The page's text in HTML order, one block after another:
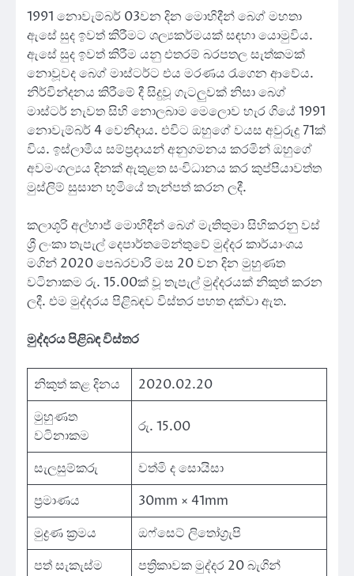
1991 නොවැම්බර් 03වන දින මොහිදීන් බෙග් මහතා
ඇසේ සුද ඉවත් කිරීමට ශල්‍යකර්මයක් සඳහා යොමුවිය.
ඇසේ සුද ඉවත් කිරීම යනු එතරම් බරපතල සැත්කමක්
නොවූවද බෙග් මාස්ටර්ට එය මරණය රැගෙන ආවේය.
නිර්වින්දනය කිරීමේ දී සිදුවූ ගැටලුවක් නිසා බෙග්
මාස්ටර් නැවත සිහි නොලබාම මෙලොව හැර ගි​යේ 1991
නොවැම්බර් 4 වෙනිදාය. එවිට ඔහුගේ වයස අවුරුදු 71ක්
විය. ඉස්ලාමීය සම්ප්‍රදායන් අනුගමනය කරමින් ඔහුගේ
අවමංගල්‍යය දිනක් ඇතුළත සංවිධානය කර කුප්පියාවත්ත
මුස්ලිම් සුසාන භූමියේ තැන්පත් කරන ලදී.
කලාශූරි අල්හාජ් මොහිදීන් බෙග් මැතිතුමා සිහිකරනු වස්
ශ්‍රී ලංකා තැපැල් දෙපාර්තමේන්තුවේ මුද්දර කාර්යාංශය
මගින් 2020 පෙබරවාරි මස 20 වන දින මුහුණත
වටිනාකම රු. 15.00ක් වූ තැපැල් මුද්දරයක් නිකුත් කරන
ලදී. එම මුද්දරය පිළිබඳව විස්තර පහත දක්වා ඇත.
මුද්දරය පිළිබඳ විස්තර
නිකුත් කළ දිනය
2020.02.20
මුහුණත
වටිනාකම
රු. 15.00
සැලසුම්කරු
වත්මි ද සොයිසා
ප්‍රමාණය
30mm × 41mm
මුද්‍රණ ක්‍රමය
ඔෆ්සෙට් ලිතෝග්‍රැපි
පත් සැකැස්ම
පත්‍රිකාවක මුද්දර 20 බැගින්